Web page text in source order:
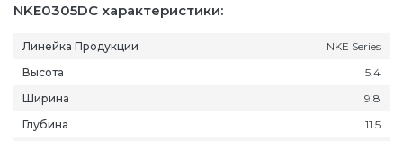
NKE0305DC характеристики:
Линейка Продукции
NKE Series
Высота
5.4
Ширина
9.8
Глубина
11.5